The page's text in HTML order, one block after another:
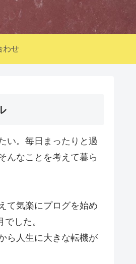
わせ
い。毎日まったりと過
んなことを考えて暮ら
て気楽にプログを始め
した。
ら人生に大きな転機が